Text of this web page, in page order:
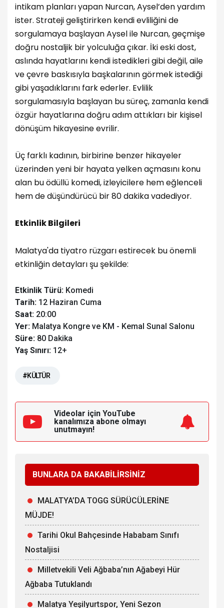
intikam planları yapan Nurcan, Aysel’den yardım
ister. Strateji geliştirirken kendi evliliğini de
sorgulamaya başlayan Aysel ile Nurcan, geçmişe
doğru nostaljik bir yolculuğa çıkar. İki eski dost,
aslında hayatlarını kendi istedikleri gibi değil, aile
ve çevre baskısıyla başkalarının görmek istediği
gibi yaşadıklarını fark ederler. Evlilik
sorgulamasıyla başlayan bu süreç, zamanla kendi
özgür hayatlarına doğru adım attıkları bir kişisel
dönüşüm hikayesine evrilir.
Üç farklı kadının, birbirine benzer hikayeler
üzerinden yeni bir hayata yelken açmasını konu
alan bu ödüllü komedi, izleyicilere hem eğlenceli
hem de düşündürücü bir 80 dakika vadediyor.
Etkinlik Bilgileri
Malatya'da tiyatro rüzgarı estirecek bu önemli
etkinliğin detayları şu şekilde:
Etkinlik Türü: Komedi
Tarih: 12 Haziran Cuma
Saat: 20:00
Yer: Malatya Kongre ve KM - Kemal Sunal Salonu
Süre: 80 Dakika
Yaş Sınırı: 12+
#KÜLTÜR
Videolar için YouTube
kanalımıza abone olmayı
unutmayın!
BUNLARA DA BAKABİLİRSİNİZ
MALATYA’DA TOGG SÜRÜCÜLERİNE
MÜJDE!
Tarihi Okul Bahçesinde Hababam Sınıfı
Nostaljisi
Milletvekili Veli Ağbaba’nın Ağabeyi Hür
Ağbaba Tutuklandı
Malatya Yeşilyurtspor, Yeni Sezon